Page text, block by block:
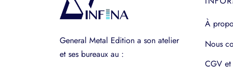
General Metal Edition a son atelier
et ses bureaux au :
À
Nous
CGV et